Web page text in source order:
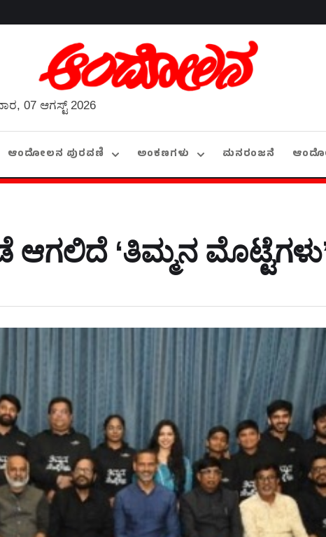
07 ಆಗಸ್ಟ್ 2026
ಆಂದೋಲನ ಪುರವಣಿ ಅಂಕಣಗಳು ಮನರಂಜನೆ
‘ತಿಮ್ಮನ